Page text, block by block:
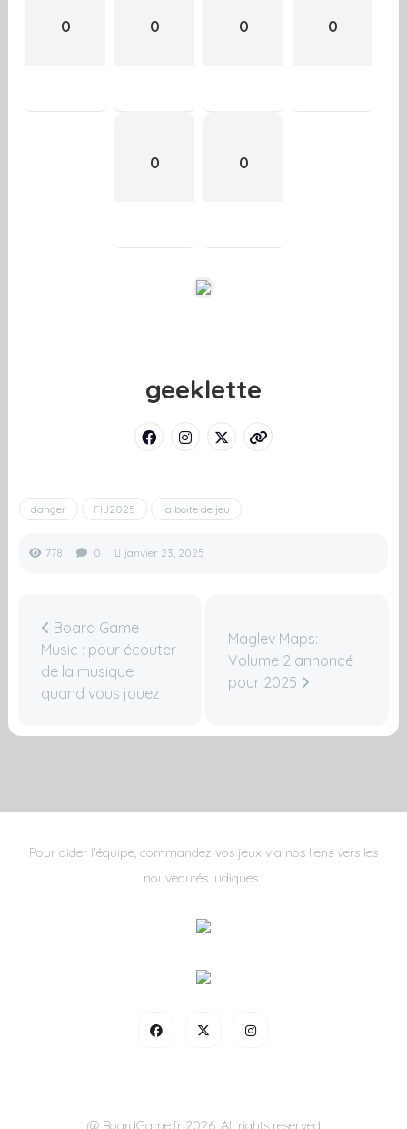
0 0 0 0
0 0
geeklette
danger FIJ2025 la boite de jeu
778 0 janvier 23, 2025
Board Game
Music : pour écouter
de la musique
quand vous jouez
Maglev Maps:
Volume 2 annoncé
pour 2025
Pour aider l'équipe, commandez vos jeux via nos liens vers les
nouveautés ludiques :
@ BoardGame.fr 2026. All rights reserved